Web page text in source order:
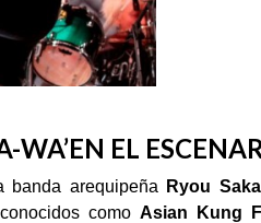
WA’EN EL
banda arequipeña Ryou
comoAsian Kung